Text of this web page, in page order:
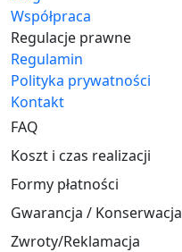
Współpraca
Regulacje prawne
Regulamin
Polityka prywatności
Kontakt
FAQ
Koszt i czas realizacji
Formy płatności
Gwarancja / Konserwacja
Zwroty/Reklamacja